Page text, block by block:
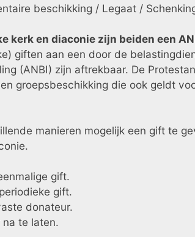
beschikking / Legaat /
kerk en diaconie zijn beiden een
giften aan een door de
(ANBI) zijn aftrekbaar. De
groepsbeschikking die ook geldt
manieren mogelijk een gift te
gift.
gift.
donateur.
te laten.